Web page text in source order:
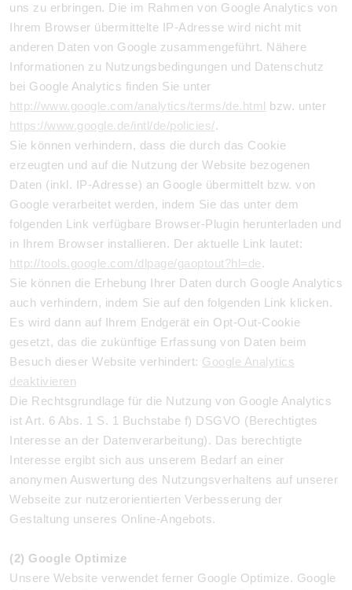
uns zu erbringen. Die im Rahmen von Google Analytics von
Ihrem Browser übermittelte IP-Adresse wird nicht mit
anderen Daten von Google zusammengeführt. Nähere
Informationen zu Nutzungsbedingungen und Datenschutz
bei Google Analytics finden Sie unter
http://www.google.com/analytics/terms/de.html bzw. unter
https://www.google.de/intl/de/policies/.
Sie können verhindern, dass die durch das Cookie
erzeugten und auf die Nutzung der Website bezogenen
Daten (inkl. IP-Adresse) an Google übermittelt bzw. von
Google verarbeitet werden, indem Sie das unter dem
folgenden Link verfügbare Browser-Plugin herunterladen und
in Ihrem Browser installieren. Der aktuelle Link lautet:
http://tools.google.com/dlpage/gaoptout?hl=de.
Sie können die Erhebung Ihrer Daten durch Google Analytics
auch verhindern, indem Sie auf den folgenden Link klicken.
Es wird dann auf Ihrem Endgerät ein Opt-Out-Cookie
gesetzt, das die zukünftige Erfassung von Daten beim
Besuch dieser Website verhindert: Google Analytics
deaktivieren
Die Rechtsgrundlage für die Nutzung von Google Analytics
ist Art. 6 Abs. 1 S. 1 Buchstabe f) DSGVO (Berechtigtes
Interesse an der Datenverarbeitung). Das berechtigte
Interesse ergibt sich aus unserem Bedarf an einer
anonymen Auswertung des Nutzungsverhaltens auf unserer
Webseite zur nutzerorientierten Verbesserung der
Gestaltung unseres Online-Angebots.
(2) Google Optimize
Unsere Website verwendet ferner Google Optimize. Google